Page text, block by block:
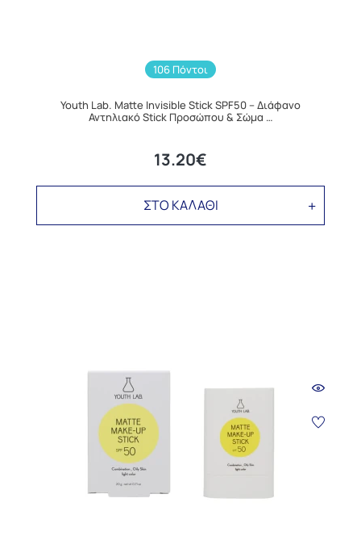
106 Πόντοι
Youth Lab. Matte Invisible Stick SPF50 – Διάφανο
Αντηλιακό Stick Προσώπου & Σώμα …
13.20€
ΣΤΟ ΚΑΛΑΘΙ